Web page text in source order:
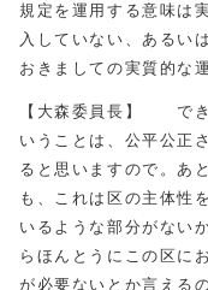
規定を運用する意味は
入していない、あるい
おきましての実質的な
【大森委員長】 でき
いうことは、公平公正
ると思いますので。あ
も、これは区の主体性
いるような部分がない
らほんとうにこの区に
が必要ないとか言える